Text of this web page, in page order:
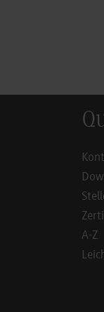
A-Z